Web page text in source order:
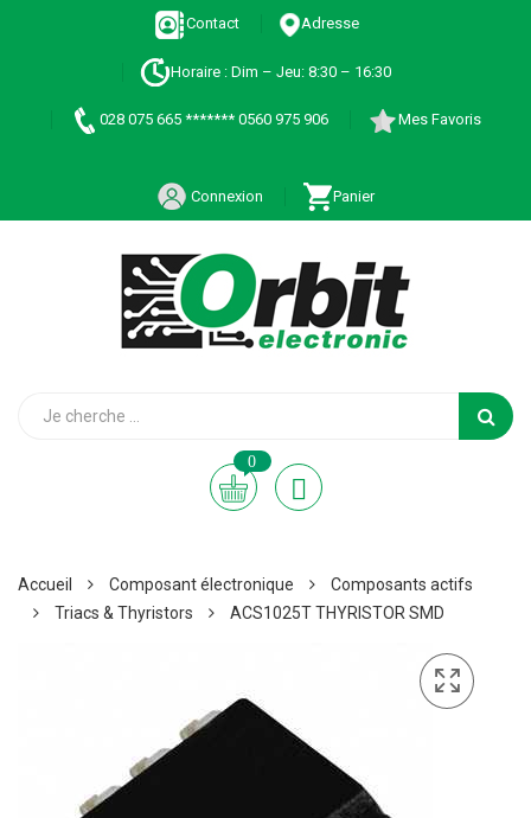
Contact Adresse
Horaire : Dim – Jeu: 8:30 – 16:30
028 075 665 ******* 0560 975 906 Mes Favoris
Connexion Panier
0
Accueil Composant électronique
Composants actifs
Triacs & Thyristors
ACS1025T THYRISTOR SMD